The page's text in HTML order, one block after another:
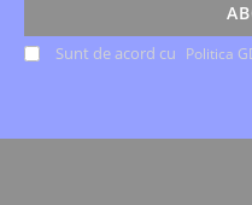
si
oferteleSunt de acord cu Politica